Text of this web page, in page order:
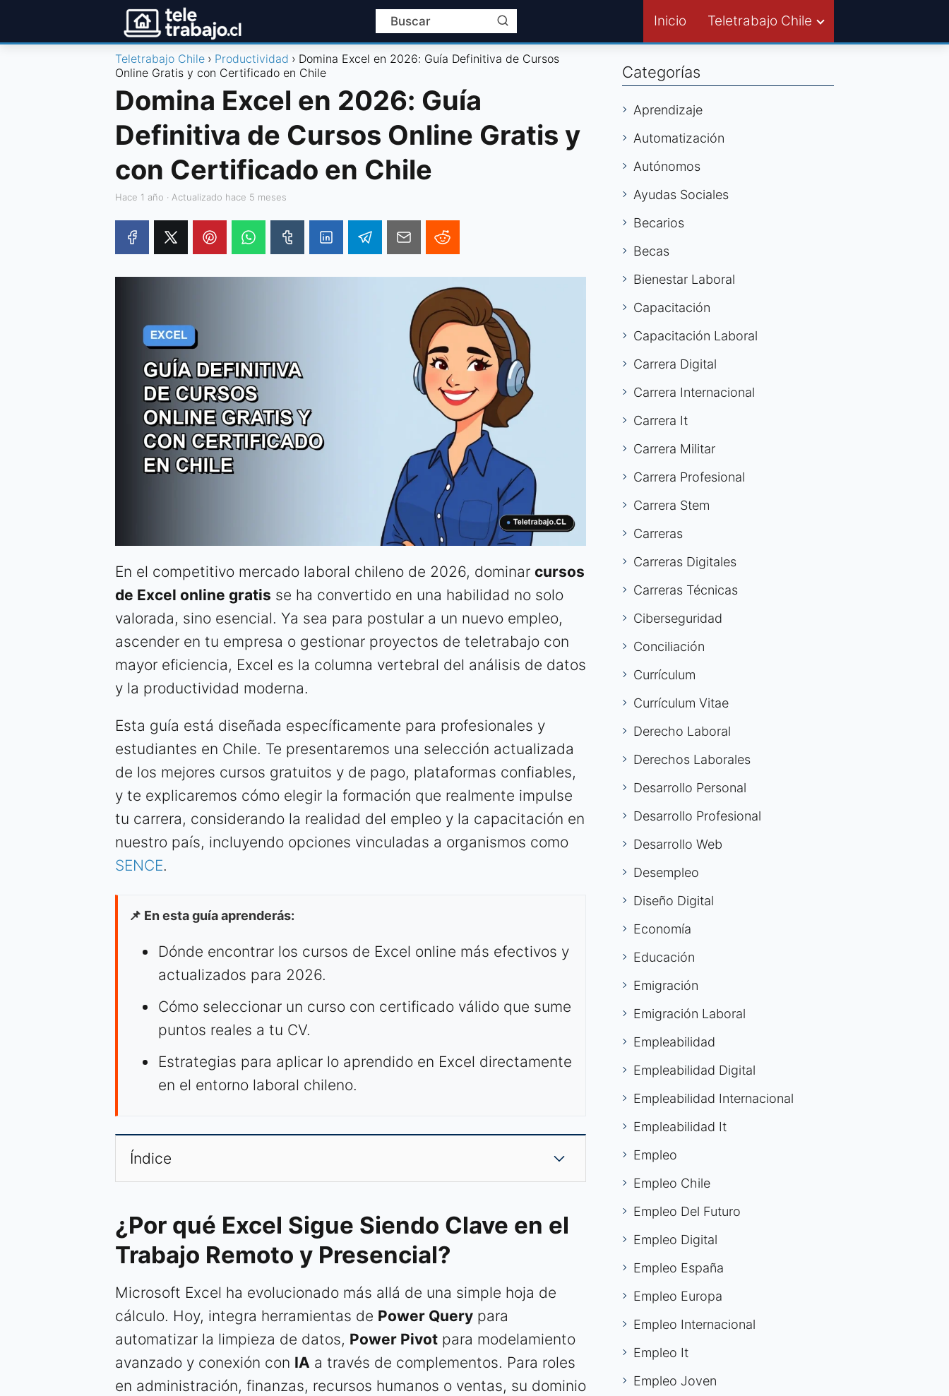
Inicio Teletrabajo Chile
Teletrabajo Chile Productividad
Domina Excel en 2026: Guía Definitiva de Cursos
Online Gratis y con Certificado en Chile
Domina Excel en 2026: Guía
Definitiva de Cursos Online Gratis y
con Certificado en Chile
hace 1 año · Actualizado hace 5 meses
En el competitivo mercado laboral chileno de 2026, dominar cursos
de Excel online gratis se ha convertido en una habilidad no solo
valorada, sino esencial. Ya sea para postular a un nuevo empleo,
ascender en tu empresa o gestionar proyectos de teletrabajo con
mayor eficiencia, Excel es la columna vertebral del análisis de datos
y la productividad moderna.
Esta guía está diseñada específicamente para profesionales y
estudiantes en Chile. Te presentaremos una selección actualizada
de los mejores cursos gratuitos y de pago, plataformas confiables,
y te explicaremos cómo elegir la formación que realmente impulse
tu carrera, considerando la realidad del empleo y la capacitación en
nuestro país, incluyendo opciones vinculadas a organismos como
SENCE.
📌 En esta guía aprenderás:
Dónde encontrar los cursos de Excel online más efectivos y
actualizados para 2026.
Cómo seleccionar un curso con certificado válido que sume
puntos reales a tu CV.
Estrategias para aplicar lo aprendido en Excel directamente
en el entorno laboral chileno.
Índice
¿Por qué Excel Sigue Siendo Clave en el
Trabajo Remoto y Presencial?
Microsoft Excel ha evolucionado más allá de una simple hoja de
cálculo. Hoy, integra herramientas de Power Query para
automatizar la limpieza de datos, Power Pivot para modelamiento
avanzado y conexión con IA a través de complementos. Para roles
en administración, finanzas, recursos humanos o ventas, su dominio
Categorías
Aprendizaje
Automatización
Autónomos
Ayudas Sociales
Becarios
Becas
Bienestar Laboral
Capacitación
Capacitación Laboral
Carrera Digital
Carrera Internacional
Carrera It
Carrera Militar
Carrera Profesional
Carrera Stem
Carreras
Carreras Digitales
Carreras Técnicas
Ciberseguridad
Conciliación
Currículum
Currículum Vitae
Derecho Laboral
Derechos Laborales
Desarrollo Personal
Desarrollo Profesional
Desarrollo Web
Desempleo
Diseño Digital
Economía
Educación
Emigración
Emigración Laboral
Empleabilidad
Empleabilidad Digital
Empleabilidad Internacional
Empleabilidad It
Empleo
Empleo Chile
Empleo Del Futuro
Empleo Digital
Empleo España
Empleo Europa
Empleo Internacional
Empleo It
Empleo Joven